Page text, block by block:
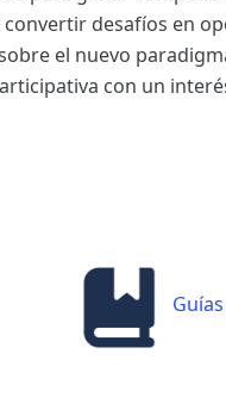
desafíos en
el nuevo
con un